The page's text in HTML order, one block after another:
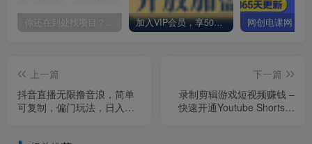
你还在到处找项目？还在当韭菜？我却靠卖项目一个月赚5万，曾经我也和你一样懵懂。 加入VIP会员，享50%的推广提成，免费学习多种网上创业课程，菜鸟秒变大神！
上一篇
抖音直播无限撸音浪，简单
可复制，偏门玩法，日入
下一篇
录制剪辑游戏短视频赚钱 –
快速开通Youtube Shorts广